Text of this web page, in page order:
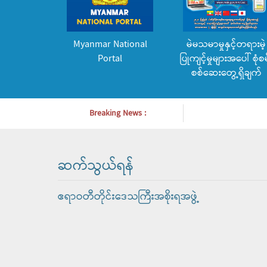
Myanmar National
Portal
မဲမသမာမှုနှင့်တရားမဲ့
ပြုကျင့်မှုများအပေါ် စုံစ
စစ်ဆေးတွေ့ရှိချက်
Breaking News :
ဆက်သွယ်ရန်
ဧရာဝတီတိုင်းဒေသကြီးအစိုးရအဖွဲ့